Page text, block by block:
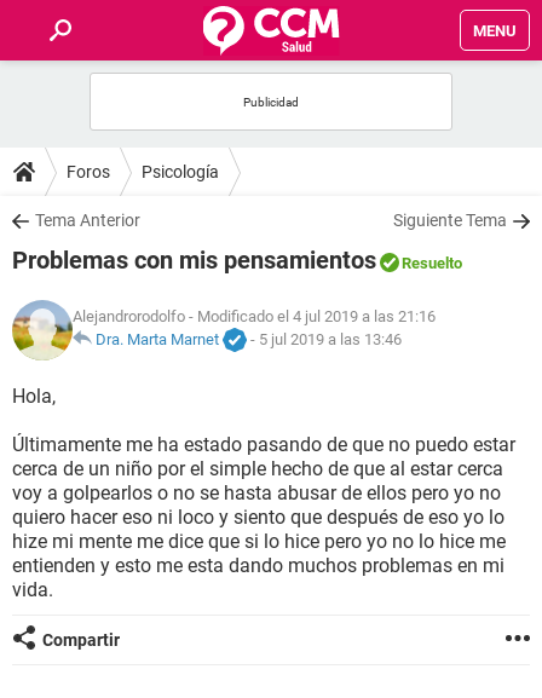
MENU
FOROS
SALUD
NUTRICIÓN
BIENESTAR
SEXUALIDAD
GLOSARIO
Foros Psicología
Tema Anterior Siguiente Tema
Problemas con mis pensamientos Resuelto
Alejandrorodolfo - Modificado el 4 jul 2019 a las 21:16
Dra. Marta Marnet
- 5 jul 2019 a las 13:46
Hola,
Últimamente me ha estado pasando de que no puedo estar
cerca de un niño por el simple hecho de que al estar cerca
voy a golpearlos o no se hasta abusar de ellos pero yo no
quiero hacer eso ni loco y siento que después de eso yo lo
hize mi mente me dice que si lo hice pero yo no lo hice me
entienden y esto me esta dando muchos problemas en mi
vida.
Compartir